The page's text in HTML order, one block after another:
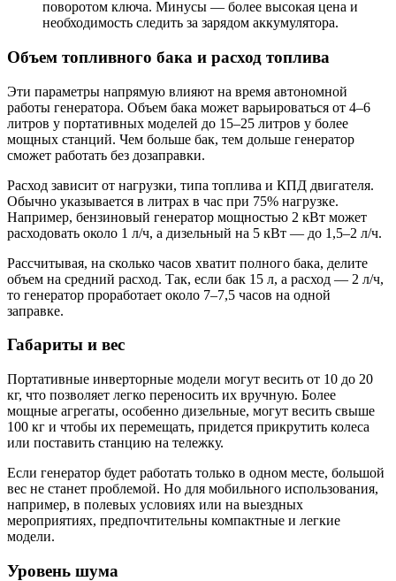
поворотом ключа. Минусы — более высокая цена и
необходимость следить за зарядом аккумулятора.
Объем топливного бака и расход топлива
Эти параметры напрямую влияют на время автономной
работы генератора. Объем бака может варьироваться от 4–6
литров у портативных моделей до 15–25 литров у более
мощных станций. Чем больше бак, тем дольше генератор
сможет работать без дозаправки.
Расход зависит от нагрузки, типа топлива и КПД двигателя.
Обычно указывается в литрах в час при 75% нагрузке.
Например, бензиновый генератор мощностью 2 кВт может
расходовать около 1 л/ч, а дизельный на 5 кВт — до 1,5–2 л/ч.
Рассчитывая, на сколько часов хватит полного бака, делите
объем на средний расход. Так, если бак 15 л, а расход — 2 л/ч,
то генератор проработает около 7–7,5 часов на одной
заправке.
Габариты и вес
Портативные инверторные модели могут весить от 10 до 20
кг, что позволяет легко переносить их вручную. Более
мощные агрегаты, особенно дизельные, могут весить свыше
100 кг и чтобы их перемещать, придется прикрутить колеса
или поставить станцию на тележку.
Если генератор будет работать только в одном месте, большой
вес не станет проблемой. Но для мобильного использования,
например, в полевых условиях или на выездных
мероприятиях, предпочтительны компактные и легкие
модели.
Уровень шума